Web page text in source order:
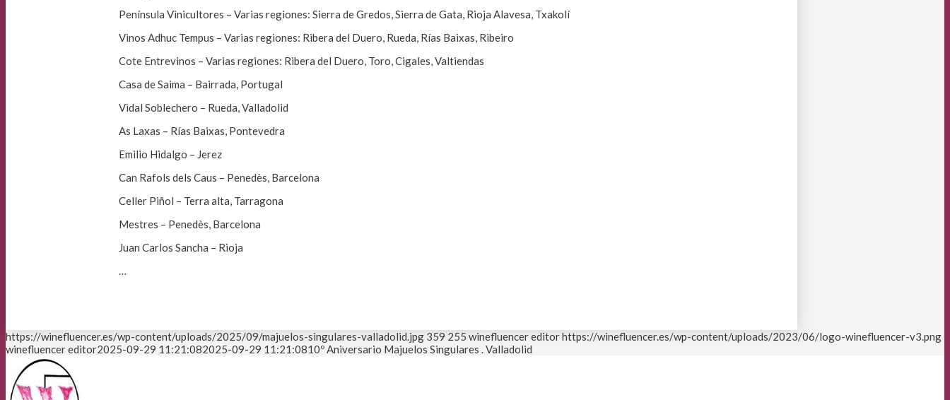
Península Vinicultores – Varias regiones: Sierra de Gredos, Sierra de Gata, Rioja Alavesa, Txakolí
Vinos Adhuc Tempus – Varias regiones: Ribera del Duero, Rueda, Rías Baixas, Ribeiro
Cote Entrevinos – Varias regiones: Ribera del Duero, Toro, Cigales, Valtiendas
Casa de Saima – Bairrada, Portugal
Vidal Soblechero – Rueda, Valladolid
As Laxas – Rías Baixas, Pontevedra
Emilio Hidalgo – Jerez
Can Rafols dels Caus – Penedès, Barcelona
Celler Piñol – Terra alta, Tarragona
Mestres – Penedès, Barcelona
Juan Carlos Sancha – Rioja
…
https://winefluencer.es/wp-content/uploads/2025/09/majuelos-singulares-valladolid.jpg 359 255 winefluencer editorhttps://winefluencer.es/wp-content/uploads/2023/06/logo-winefluencer-v3.png
winefluencer editor2025-09-29 11:21:082025-09-29 11:21:0810º Aniversario Majuelos Singulares . Valladolid